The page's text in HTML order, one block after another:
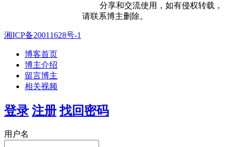
分享和交流使用，如有侵权转载，
请联系博主删除。
湘ICP备20011628号-1
博客首页
博主介绍
留言博主
相关视频
登录 注册 找回密码
用户名